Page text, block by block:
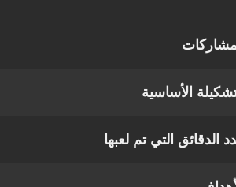
الأساسية
الدقائق التي تم لعبها